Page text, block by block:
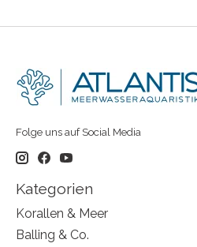
Folge uns auf Social Media
Kategorien
Korallen & Meer
Balling & Co.